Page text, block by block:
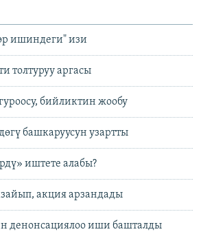
ишиндеги" изи
толтуруу аргасы
бийликтин жообу
башкаруусун узартты
иштете алабы?
акция арзандады
денонсациялоо иши башталды